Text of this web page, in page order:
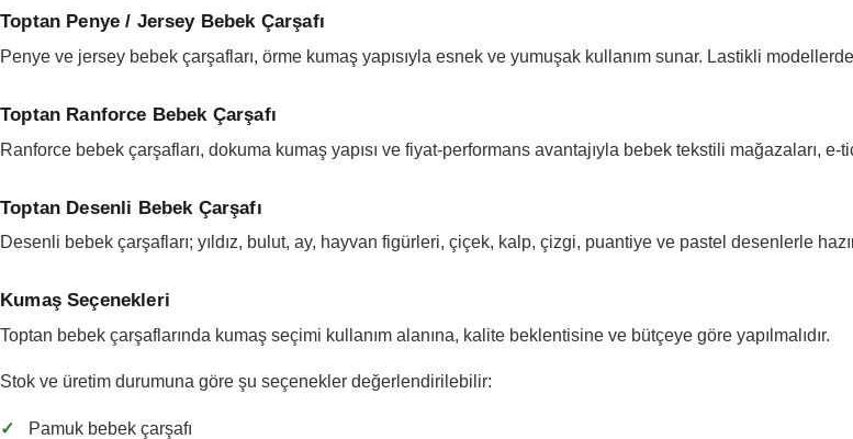
Toptan Penye / Jersey Bebek Çarşafı
Penye ve jersey bebek çarşafları, örme kumaş yapısıyla esnek ve yumuşak kullanım sunar. Lastikli
Toptan Ranforce Bebek Çarşafı
Ranforce bebek çarşafları, dokuma kumaş yapısı ve fiyat-performans avantajıyla bebek tekstili mağazaları,
Toptan Desenli Bebek Çarşafı
Desenli bebek çarşafları; yıldız, bulut, ay, hayvan figürleri, çiçek, kalp, çizgi, puantiye ve pastel desenlerle
Kumaş Seçenekleri
Toptan bebek çarşaflarında kumaş seçimi kullanım alanına, kalite beklentisine ve bütçeye göre yapılmalıdır.
Stok ve üretim durumuna göre şu seçenekler değerlendirilebilir:
✓
Pamuk bebek çarşafı